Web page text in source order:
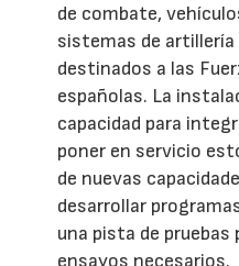
de combate,
sistemas de artillería
destinados a las
españolas. La
capacidad para
poner en servicio
de nuevas
desarrollar
una pista de pruebas
ensayos necesarios.